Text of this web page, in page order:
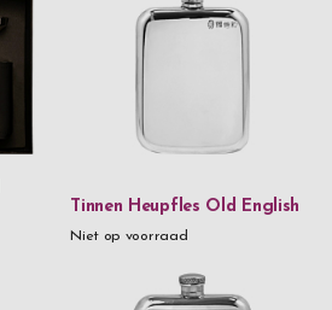
Tinnen Heupfles Old English
Niet op voorraad